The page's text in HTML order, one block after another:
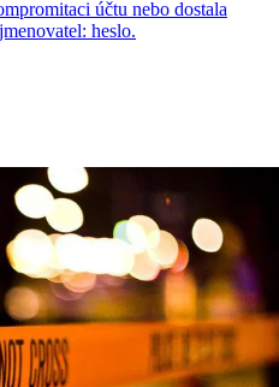
účtu nebo dostala
heslo.